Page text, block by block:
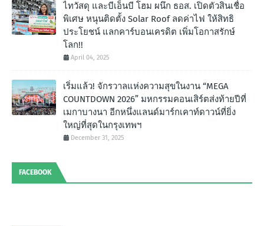
ไทวัสดุ และบีเอ็นบี โฮม ผนึก ธอส. เปิดตัวสินเชื่อ
พิเศษ หนุนติดตั้ง Solar Roof ลดค่าไฟ ให้สิทธิ
ประโยชน์ แลกคาร์บอนเครดิต เพิ่มโอกาสรักษ์
โลก!!
April 04, 2025
เริ่มแล้ว! จักรวาลแห่งความสุขในงาน “MEGA
COUNTDOWN 2026” มหกรรมคอนเสิร์ตส่งท้ายปีที่
เมกาบางนา อีกหนึ่งแลนด์มาร์กเคาท์ดาวน์ที่ยิ่ง
ใหญ่ที่สุดในกรุงเทพฯ
December 31, 2025
FACEBOOK